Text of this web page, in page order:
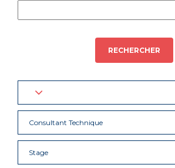
RECHERCHER
Consultant Technique
Stage